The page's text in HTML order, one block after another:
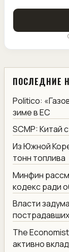
ПОСЛЕДНИЕ
Politico:
зиме в ЕС
SCMP: Китай
Из Южной
тонн топлива
Минфин
кодекс ради
Власти
The
активно